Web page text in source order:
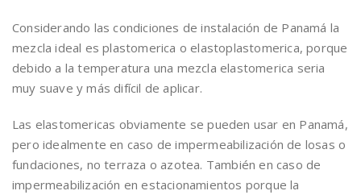
Considerando las condiciones de instalación de Panamá la
mezcla ideal es plastomerica o elastoplastomerica, porque
debido a la temperatura una mezcla elastomerica seria
muy suave y más difícil de aplicar.
Las elastomericas obviamente se pueden usar en Panamá,
pero idealmente en caso de impermeabilización de losas o
fundaciones, no terraza o azotea. También en caso de
impermeabilización en estacionamientos porque la